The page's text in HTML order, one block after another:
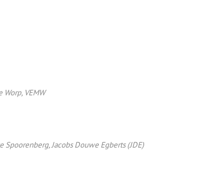
Worp, VEMW
Spoorenberg, Jacobs Douwe Egberts (JDE)